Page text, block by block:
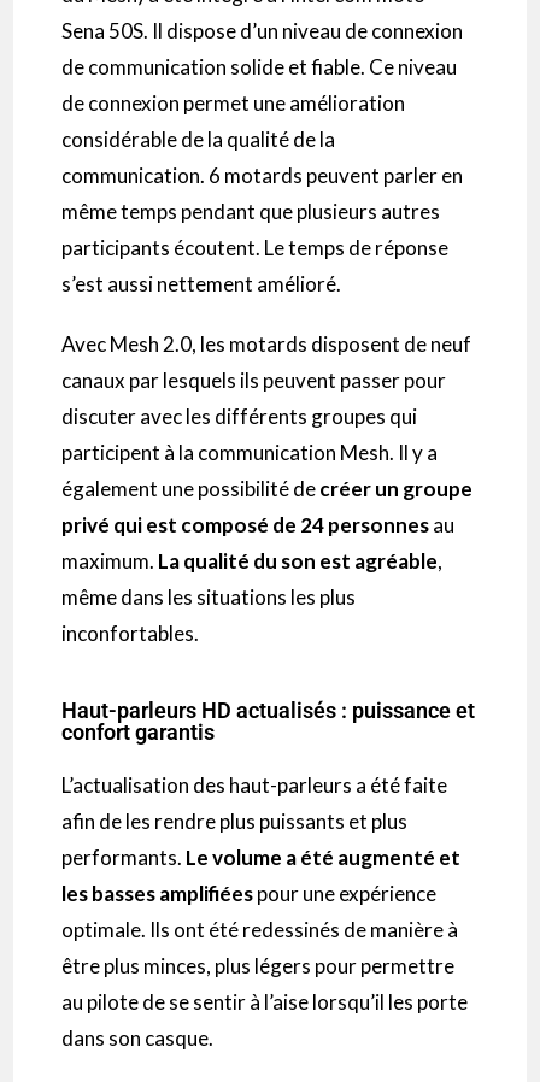
Sena 50S. Il dispose d’un niveau de connexion
de communication solide et fiable. Ce niveau
de connexion permet une amélioration
considérable de la qualité de la
communication. 6 motards peuvent parler en
même temps pendant que plusieurs autres
participants écoutent. Le temps de réponse
s’est aussi nettement amélioré.
AvecMesh 2.0, les motards disposent de neuf
canaux par lesquels ils peuvent passer pour
discuter avec les différents groupes qui
participent à la communication Mesh. Il y a
également une possibilité decréer un groupe
privé qui est composé de 24 personnesau
maximum. La qualité du son est agréable,
même dans les situations les plus
inconfortables.
Haut-parleurs HD actualisés : puissance et
confort garantis
L’actualisation des haut-parleurs a été faite
afin de les rendre plus puissants et plus
performants. Le volume a été augmenté et
les basses amplifiéespour une expérience
optimale. Ils ont été redessinés de manière à
être plus minces, plus légers pour permettre
au pilote de se sentir à l’aise lorsqu’il les porte
dans son casque.